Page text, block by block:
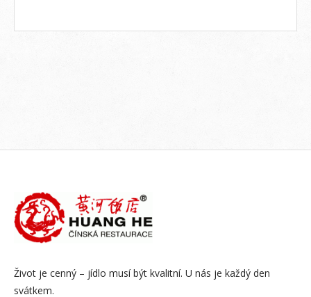
Život je cenný – jídlo musí být kvalitní. U nás je každý den
svátkem.